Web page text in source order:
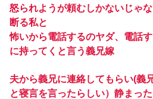
怒られようが頼むしかないじゃ
断る私と
怖いから電話するのヤダ、電話
に持ってくと言う義兄嫁
夫から義兄に連絡してもらい(義
と寝言を言ったらしい）静まった